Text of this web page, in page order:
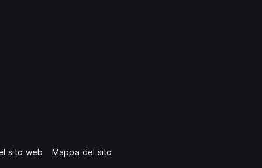
sito web Mappa del sito